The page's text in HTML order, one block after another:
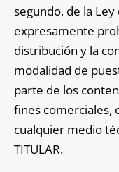
segundo, de la
expresamente
distribución y la
modalidad de
parte de los
fines comerciales,
cualquier medio
TITULAR.